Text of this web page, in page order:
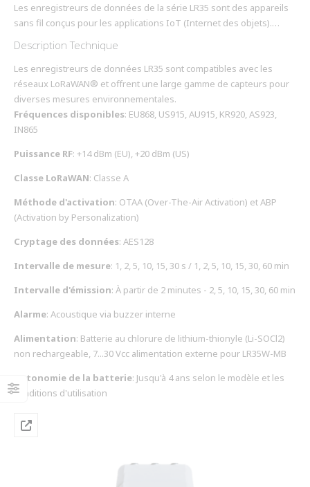
Les enregistreurs de données de la série LR35 sont des appareils
sans fil conçus pour les applications IoT (Internet des objets).
transmission de données sur de longues distances avec une
consommation d'énergie extrêmement faible, ce qui les rend
idéaux pour une utilisation prolongée sur batterie.
Description Technique
Les enregistreurs de données LR35 sont compatibles avec les
réseaux LoRaWAN® et offrent une large gamme de capteurs pour
diverses mesures environnementales.
Fréquences disponibles: EU868, US915, AU915, KR920, AS923,
IN865
Puissance RF: +14 dBm (EU), +20 dBm (US)
Classe LoRaWAN: Classe A
Méthode d'activation: OTAA (Over-The-Air Activation) et ABP
(Activation by Personalization)
Cryptage des données: AES128
Intervalle de mesure: 1, 2, 5, 10, 15, 30 s / 1, 2, 5, 10, 15, 30, 60 min
Intervalle d'émission: À partir de 2 minutes - 2, 5, 10, 15, 30, 60 min
Alarme: Acoustique via buzzer interne
Alimentation: Batterie au chlorure de lithium-thionyle (Li-SOCl2)
non rechargeable, 7...30 Vcc alimentation externe pour LR35W-MB
Autonomie de la batterie: Jusqu'à 4 ans selon le modèle et les
conditions d'utilisation